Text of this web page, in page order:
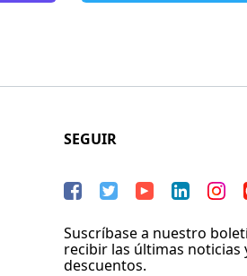
SEGUIR
Suscríbase a nuestro
recibir las últimas noticias
descuentos.